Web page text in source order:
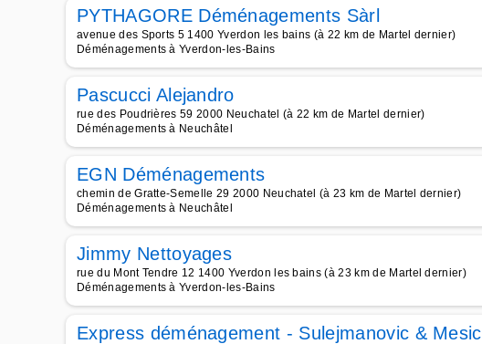
PYTHAGORE Déménagements Sàrl
avenue des Sports 5 1400 Yverdon les bains (à 22 km de Martel dernier)
Déménagements à Yverdon-les-Bains
Pascucci Alejandro
rue des Poudrières 59 2000 Neuchatel (à 22 km de Martel dernier)
Déménagements à Neuchâtel
EGN Déménagements
chemin de Gratte-Semelle 29 2000 Neuchatel (à 23 km de Martel dernier)
Déménagements à Neuchâtel
Jimmy Nettoyages
rue du Mont Tendre 12 1400 Yverdon les bains (à 23 km de Martel dernier)
Déménagements à Yverdon-les-Bains
Express déménagement - Sulejmanovic & Mesic